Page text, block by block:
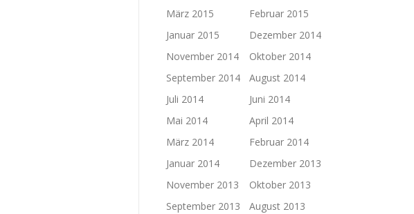
März 2015
Februar 2015
Januar 2015
Dezember 2014
November 2014
Oktober 2014
September 2014
August 2014
Juli 2014
Juni 2014
Mai 2014
April 2014
März 2014
Februar 2014
Januar 2014
Dezember 2013
November 2013
Oktober 2013
September 2013
August 2013